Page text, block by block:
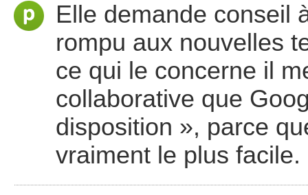
Elle demande conseil
rompu aux nouvelles
ce qui le concerne il
collaborative que
disposition », parce
vraiment le plus facile.